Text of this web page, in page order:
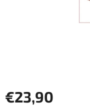
€23,90